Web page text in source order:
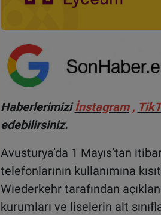
Haberlerimizi İnstagram ,
edebilirsiniz.
Avusturya’da 1 Mayıs’tan
telefonlarının kullanımına
Wiederkehr tarafından
kurumları ve liselerin alt